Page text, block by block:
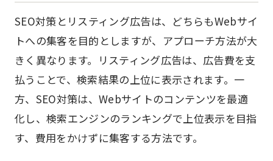
SEO対策とリスティング広告は、どちらもWebサイ
トへの集客を目的としますが、アプローチ方法が大
きく異なります。リスティング広告は、広告費を支
払うことで、検索結果の上位に表示されます。一
方、SEO対策は、Webサイトのコンテンツを最適
化し、検索エンジンのランキングで上位表示を目指
す、費用をかけずに集客する方法です。